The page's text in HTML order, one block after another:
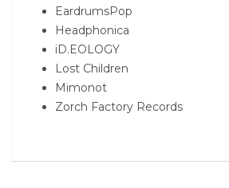
EardrumsPop
Headphonica
iD.EOLOGY
Lost Children
Mimonot
Zorch Factory Records